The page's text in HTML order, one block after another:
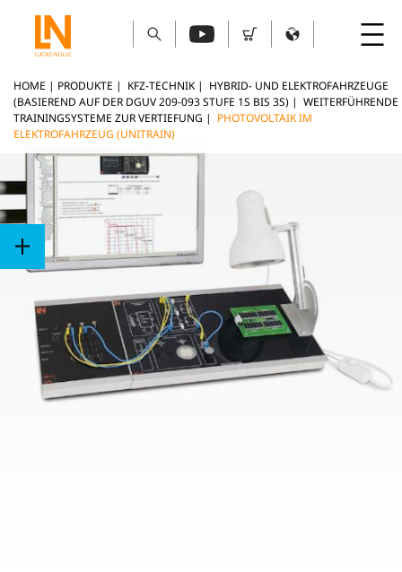
HOME | PRODUKTE | KFZ-TECHNIK | HYBRID- UND ELEKTROFAHRZEUGE
(BASIEREND AUF DER DGUV 209-093 STUFE 1S BIS 3S) | WEITERFÜHRENDE
TRAININGSYSTEME ZUR VERTIEFUNG | PHOTOVOLTAIK IM
ELEKTROFAHRZEUG (UNITRAIN)